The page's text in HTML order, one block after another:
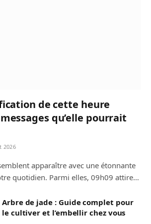
de cette heure
qu’elle pourrait
2026
apparaître avec une étonnante
quotidien. Parmi elles, 09h09 attire…
Arbre de jade : Guide complet pour
le cultiver et l’embellir chez vous